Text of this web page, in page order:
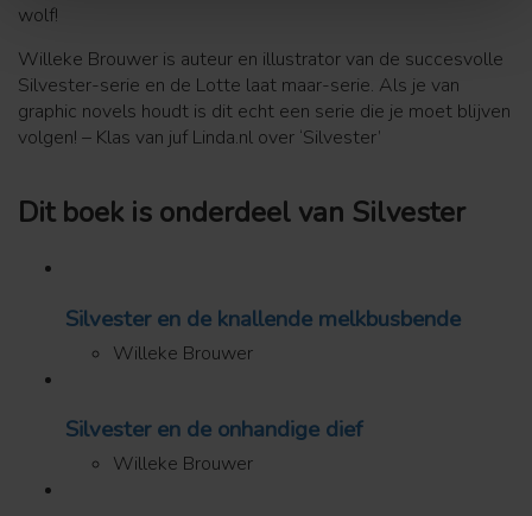
wolf!
Willeke Brouwer is auteur en illustrator van de succesvolle
Silvester-serie en de Lotte laat maar-serie. Als je van
graphic novels houdt is dit echt een serie die je moet blijven
volgen! – Klas van juf Linda.nl over ‘Silvester’
Dit boek is onderdeel van Silvester
Silvester en de knallende melkbusbende
Willeke Brouwer
Silvester en de onhandige dief
Willeke Brouwer